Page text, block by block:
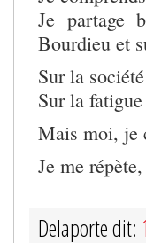
Je partage
Bourdieu et
Sur la
Sur la
Mais moi, je
Je me
Delaporte dit: